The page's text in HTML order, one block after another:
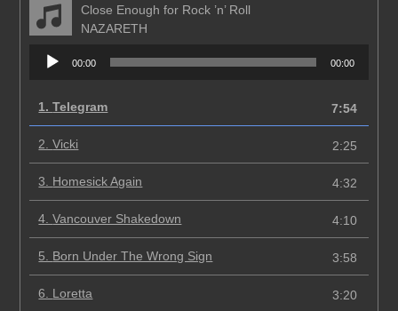
Close Enough for Rock ’n’ Roll
NAZARETH
Аудиоплеер
00:00 00:00
1.Telegram 7:54
2.Vicki 2:25
3. Homesick Again 4:32
4.Vancouver Shakedown 4:10
5. Born Under The Wrong Sign 3:58
6. Loretta 3:20